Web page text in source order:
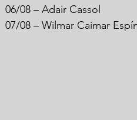
06/08 – Adair Cassol
07/08 – Wilmar Caimar